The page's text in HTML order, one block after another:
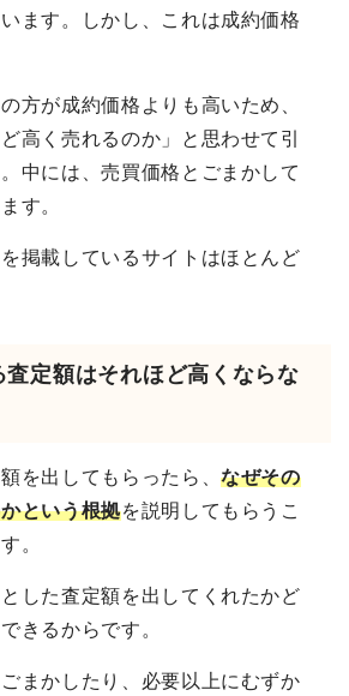
ます。しかし、これは成約価格
方が成約価格よりも高いため、
高く売れるのか」と思わせて引
中には、売買価格とごまかして
す。
掲載しているサイトはほとんど
定額はそれほど高くならな
を出してもらったら、なぜその
という根拠を説明してもらうこ
。
した査定額を出してくれたかど
きるからです。
まかしたり、必要以上にむずか